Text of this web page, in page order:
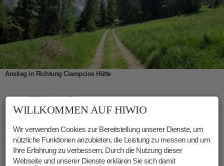
Anstieg in Richtung Ciampcios Hütte
ANMERKUNG
Wer noch Kraft in den Beinen hat, sollte
Medalges Hütte aufsteigen, nahe der sich ein wahrlich
atemberaubendes Panorama eröffnet.
WILLKOMMEN AUF HIWIO
Wir verwenden Cookies zur Bereitstellung unserer Dienste, um
nützliche Funktionen anzubieten, die Leistung zu messen und um
Ihre Erfahrung zu verbessern. Durch die Nutzung dieser
Webseite und unserer Dienste erklären Sie sich damit